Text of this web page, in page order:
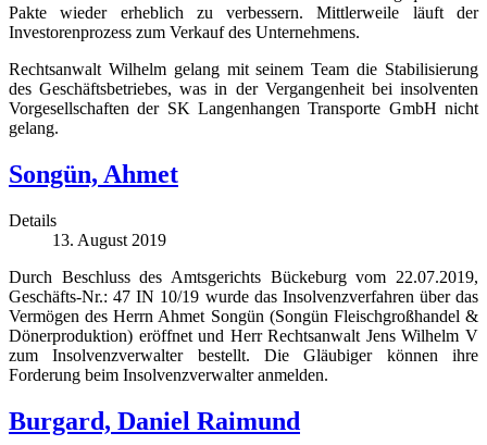
Pakte wieder erheblich zu verbessern. Mittlerweile läuft der
Investorenprozess zum Verkauf des Unternehmens.
Rechtsanwalt Wilhelm gelang mit seinem Team die Stabilisierung
des Geschäftsbetriebes, was in der Vergangenheit bei insolventen
Vorgesellschaften der SK Langenhangen Transporte GmbH nicht
gelang.
Songün, Ahmet
Details
13. August 2019
Durch Beschluss des Amtsgerichts Bückeburg vom 22.07.2019,
Geschäfts-Nr.: 47 IN 10/19 wurde das Insolvenzverfahren über das
Vermögen des Herrn Ahmet Songün (Songün Fleischgroßhandel &
Dönerproduktion) eröffnet und Herr Rechtsanwalt Jens Wilhelm V
zum Insolvenzverwalter bestellt. Die Gläubiger können ihre
Forderung beim Insolvenzverwalter anmelden.
Burgard, Daniel Raimund